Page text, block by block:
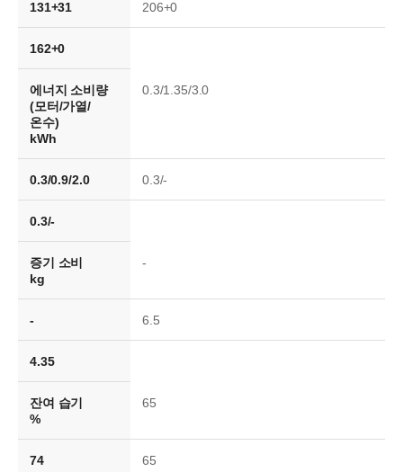
131+31 206+0
162+0
에너지 소비량
(모터/가열/
온수)
kWh
0.3/1.35/3.0
0.3/0.9/2.0 0.3/-
0.3/-
증기 소비
kg
-
- 6.5
4.35
잔여 습기
%
65
74 65